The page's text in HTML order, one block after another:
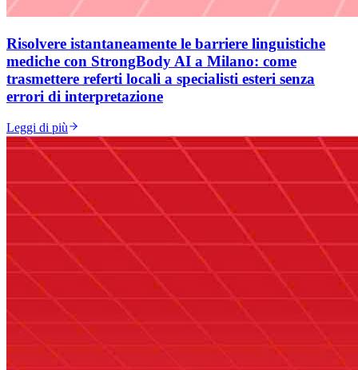
Risolvere istantaneamente le barriere linguistiche
mediche con StrongBody AI a Milano: come
trasmettere referti locali a specialisti esteri senza
errori di interpretazione
Leggi di più